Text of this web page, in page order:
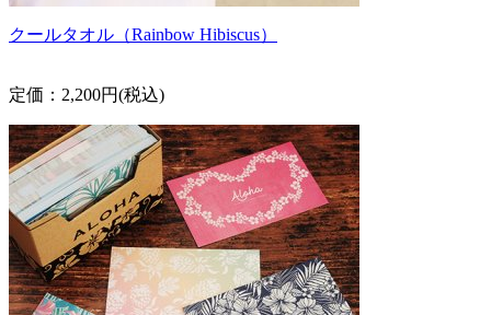
クールタオル（Rainbow Hibiscus）
定価：2,200円(税込)